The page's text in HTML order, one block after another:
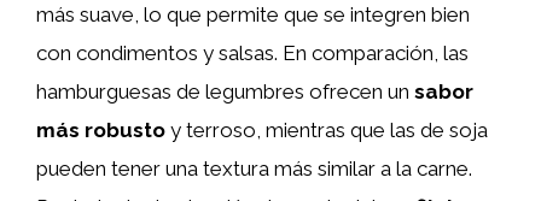
más suave, lo que permite que se integren bien
con condimentos y salsas. En comparación, las
hamburguesas de legumbres ofrecen un sabor
más robusto y terroso, mientras que las de soja
pueden tener una textura más similar a la carne.